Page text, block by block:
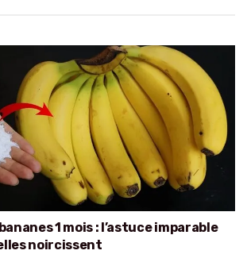
1 mois : l’astuce imparable
noircissent